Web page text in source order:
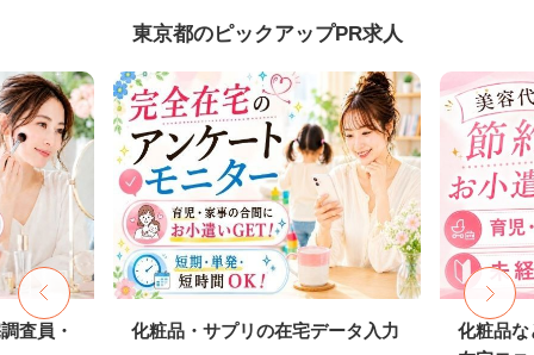
東京都のピックアップPR求人
査員・ 化粧品・サプリの在宅データ入力
化粧品な